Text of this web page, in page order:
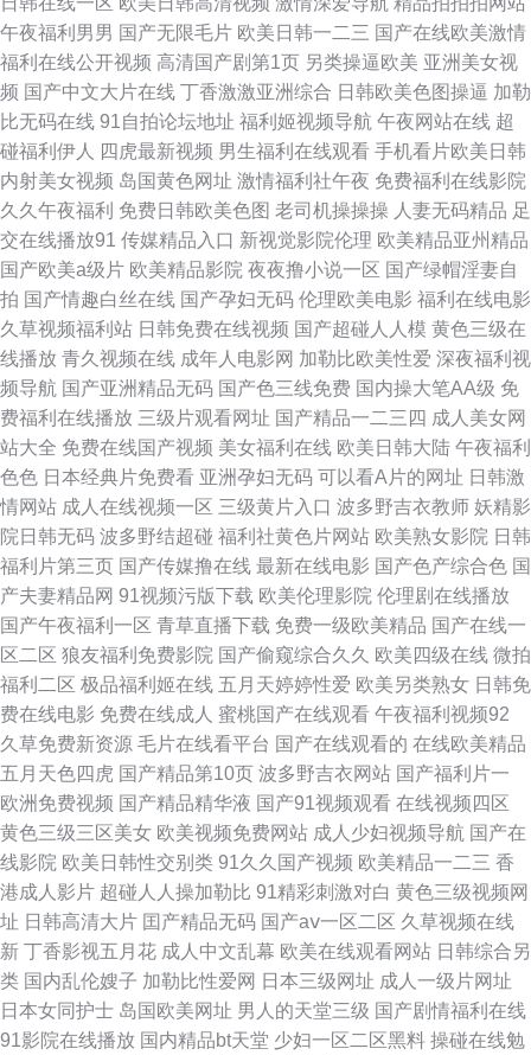
肥熟妇 草莓视频91 九九精品三级影院 日韩AV免费在线观看 亚洲无码高清专
区 国产AVvvv 91瑟瑟网站 国产精品久久免费av 欧美国产日韩在线毛片 视频
国产91 国内精品91伊人久色在线视频 91日P 国产青娱乐 狼友av无码网 色麻
豆成人网综合网 91少妇传媒综合一二三四区 51热自拍视频网站 超碰免费公
开人妻 精品久久无码内射 日韩妈妈电影网站 51精品在线观看 欧美高清性极
品极品 狼人AV官网 精品综合网日韩 人妻精品久久无码 在线91探花网站 六
月天婷婷久久 91中文字幕福利在线 黑科福利网 欧美三极网站 亚洲高潮白浆
一区 欧洲不卡视频 91色色在线免费观 国产视频在线播 免费无吗一区二区三
区 91xxcom 天堂视频免费在线播放 AV老司机午夜福利 久草Av成人 色伊人
天天爽 久久99精品视频区 日韩专第六页 后入大屁股视频在线看 91成人爽爽
碰碰碰 午夜久草网 国产专区113页 一区二区三区精品 午夜剧场操操操 国产
主播免费观看 视频一区伊人福利 色情软软件 国内精品 成人在线视频免费观
看 欧美簧片 日韩国产在线一二三 国产尤物精品做 亚州αv 天堂少女 国产色图
专区 69老湿机福利区 深夜内射黑丝 五月天啪啪网 91a网 91丝袜字幕 久久福
利草原 亚洲avv 老湿机夜夜 白丝喷浆在线观看 五月天色播一人大香蕉 久操
网男人网站 自拍喷水第9页 色色5月 玖玖热精品 国产精品ar成人在线 欧美巨
棒 九一网站在线观看 国产精品免费网站 免费性爱观看 国产欧美日韩成人专
区 91色网软件 精东AV传媒 男女污污免费观看视频网站 久久97精品视频 色
午夜福利男男 国产无限毛片 欧美日韩一二三 国产在线欧美激情
福利在线公开视频 高清国产剧第1页 另类操逼欧美 亚洲美女视
频 国产中文大片在线 丁香激激亚洲综合 日韩欧美色图操逼 加勒
比无码在线 91自拍论坛地址 福利姬视频导航 午夜网站在线 超
碰福利伊人
四虎最新视频 男生福利在线观看 手机看片欧美日韩
内射美女视频 岛国黄色网址 激情福利社午夜 免费福利在线影院
久久午夜福利 免费日韩欧美色图 老司机操操操 人妻无码精品 足
交在线播放91 传媒精品入口 新视觉影院伦理 欧美精品亚州精品
国产欧美a级片 欧美精品影院 夜夜撸小说一区 国产绿帽淫妻自
拍 国产情趣白丝在线 国产孕妇无码 伦理欧美电影 福利在线电影
久草视频福利站 日韩免费在线视频 国产超碰人人模 黄色三级在
线播放 青久视频在线 成年人电影网 加勒比欧美性爱 深夜福利视
频导航 国产亚洲精品无码 国产色三线免费 国内操大笔AA级 免
费福利在线播放 三级片观看网址 国产精品一二三四 成人美女网
站大全 免费在线国产视频 美女福利在线 欧美日韩大陆 午夜福利
色色 日本经典片免费看 亚洲孕妇无码 可以看A片的网址 日韩激
情网站 成人在线视频一区 三级黄片入口 波多野吉衣教师 妖精影
院日韩无码 波多野结超碰 福利社黄色片网站 欧美熟女影院 日韩
福利片第三页 国产传媒撸在线 最新在线电影 国产色产综合色 国
产夫妻精品网 91视频污版下载 欧美伦理影院 伦理剧在线播放
国产午夜福利一区 青草直播下载 免费一级欧美精品 国产在线一
区二区 狼友福利免费影院 国产偷窥综合久久 欧美四级在线 微拍
福利二区 极品福利姬在线 五月天婷婷性爱 欧美另类熟女 日韩免
费在线电影 免费在线成人 蜜桃国产在线观看 午夜福利视频92
久草免费新资源 毛片在线看平台 国产在线观看的 在线欧美精品
五月天色四虎 国产精品第10页 波多野吉衣网站 国产福利片一
欧洲免费视频 国产精品精华液 国产91视频观看 在线视频四区
黄色三级三区美女 欧美视频免费网站 成人少妇视频导航 国产在
线影院 欧美日韩性交别类 91久久国产视频 欧美精品一二三 香
港成人影片 超碰人人操加勒比 91精彩刺激对白 黄色三级视频网
址 日韩高清大片 囯产精品无码 国产aⅴ一区二区 久草视频在线
新 丁香影视五月花 成人中文乱幕 欧美在线观看网站 日韩综合另
类 国内乱伦嫂子 加勒比性爱网 日本三级网址 成人一级片网址
日本女同护士 岛国欧美网址 男人的天堂三级 国产剧情福利在线
91影院在线播放 国内精品bt天堂 少妇一区二区黑料 操碰在线勉